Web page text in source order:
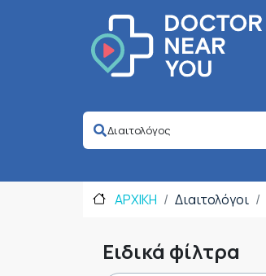
ΑΡΧΙΚΗ Διαιτολόγοι
Ειδικά φίλτρα